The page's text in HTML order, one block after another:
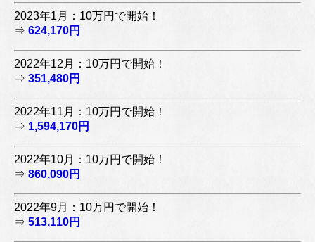
2023年1月：10万円で開始！
⇒ 624,170円
2022年12月：10万円で開始！
⇒ 351,480円
2022年11月：10万円で開始！
⇒ 1,594,170円
2022年10月：10万円で開始！
⇒ 860,090円
2022年9月：10万円で開始！
⇒ 513,110円